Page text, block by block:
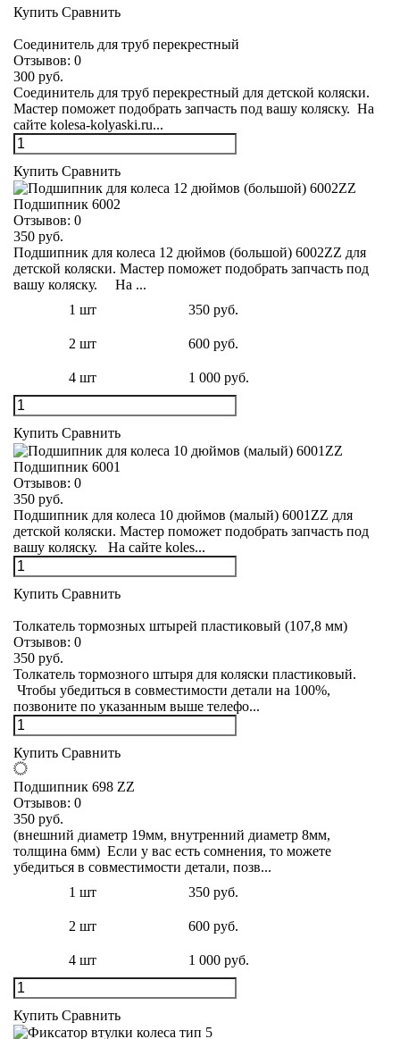
Купить Сравнить
Соединитель для труб перекрестный
Отзывов: 0
300 руб.
Соединитель для труб перекрестный для детской коляски.
Мастер поможет подобрать запчасть под вашу коляску. На
сайте kolesa-kolyaski.ru...
Купить Сравнить
Подшипник 6002
Отзывов: 0
350 руб.
Подшипник для колеса 12 дюймов (большой) 6002ZZ для
детской коляски. Мастер поможет подобрать запчасть под
вашу коляску. На ...
1 шт
350 руб.
2 шт 600 руб.
4 шт 1 000 руб.
Купить Сравнить
Подшипник 6001
Отзывов: 0
350 руб.
Подшипник для колеса 10 дюймов (малый) 6001ZZ для
детской коляски. Мастер поможет подобрать запчасть под
вашу коляску. На сайте koles...
Купить Сравнить
Толкатель тормозных штырей пластиковый (107,8 мм)
Отзывов: 0
350 руб.
Толкатель тормозного штыря для коляски пластиковый.
Чтобы убедиться в совместимости детали на 100%,
позвоните по указанным выше телефо...
Купить Сравнить
Подшипник 698 ZZ
Отзывов: 0
350 руб.
(внешний диаметр 19мм, внутренний диаметр 8мм,
толщина 6мм) Если у вас есть сомнения, то можете
убедиться в совместимости детали, позв...
1 шт
350 руб.
2 шт 600 руб.
4 шт 1 000 руб.
Купить Сравнить